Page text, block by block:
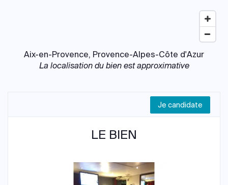
Aix-en-Provence, Provence-Alpes-Côte d'Azur
La localisation du bien est approximative
Je candidate
LE BIEN